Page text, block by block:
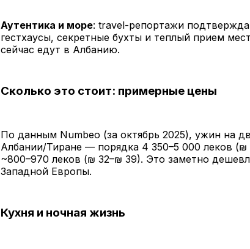
Аутентика и море: travel-репортажи
гестхаусы, секретные бухты и теплый прием
сейчас едут в Албанию.
Сколько это стоит: примерные цены
По данным Numbeo (за октябрь 2025), ужин на
Албании/Тиране — порядка 4 350–5 000 леков
~800–970 леков (₪ 32–₪ 39). Это заметно
Западной Европы.
Кухня и ночная жизнь